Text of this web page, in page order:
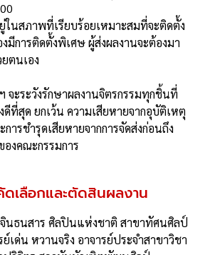
ในสภาพที่เรียบร้อยเหมาะสมที่จะติดตั้ง
มีการติดตั้งพิเศษ ผู้ส่งผลงานจะต้องมา
ตนเอง
จะระวังรักษาผลงานจิตรกรรมทุกชิ้นที่
ดีที่สุด ยกเว้น ความเสียหายจากอุบัติเหตุ
ารชํารุดเสียหายจากการจัดส่งก่อนถึง
งคณะกรรมการ
เลือกและตัดสินผลงาน
นธนสาร ศิลปินแห่งชาติ สาขาทัศนศิลป์
เด่น หวานจริง อาจารย์ประจําสาขาวิชา